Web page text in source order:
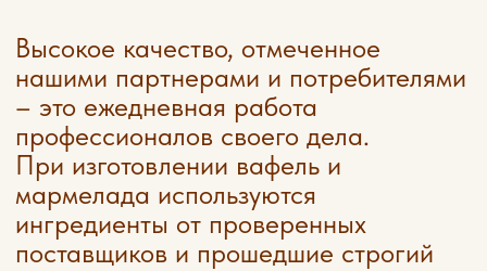
искусственных добавок.
Строгое соответствие
стандартам качества